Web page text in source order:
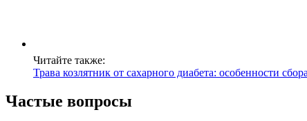
Читайте также:
Трава козлятник от сахарного диабета: особенности
Частые вопросы